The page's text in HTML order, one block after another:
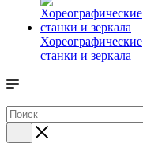
Хореографические
станки и зеркала